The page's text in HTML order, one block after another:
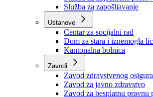
Službe
Služba za odnose s javnošću
Služba za zajedničke poslove
Služba za zapošljavanje
Ustanove
Centar za socijalni rad
Dom za stara i iznemogla lica
Kantonalna bolnica
Zavodi